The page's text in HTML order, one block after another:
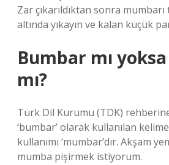
Zar çıkarıldıktan sonra
altında yıkayın ve kalan küçük
Bumbar mı
mı?
Türk Dil Kurumu (TDK)
‘bumbar’ olarak kullanılan
kullanımı ‘mumbar’dır. Akşam
mumba pişirmek istiyorum.